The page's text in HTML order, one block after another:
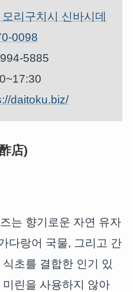
모리구치시 신바시데
0098
5885
daitoku.biz/
店)
는 향기로운 자연 유자
다랑어 국물, 그리고 간
초를 결합한 인기 있
린을 사용하지 않아